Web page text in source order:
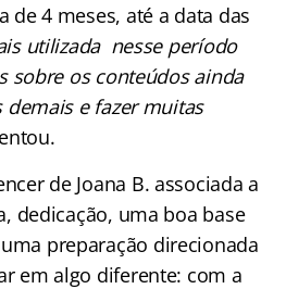
de 4 meses, até a data das
utilizada nesse período
sobre os conteúdos ainda
e fazer muitas
de Joana B. associada a
dedicação, uma boa base
preparação direcionada
em algo diferente: com a